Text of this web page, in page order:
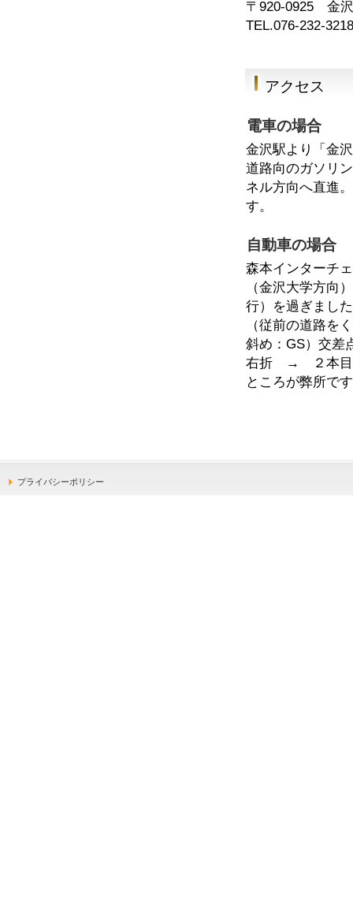
〒920-0925 金
TEL.076-232-
アクセス
電車の場合
金沢駅より「金
道路向のガソリ
ネル方向へ直進
す。
自動車の場合
森本インターチ
（金沢大学方
行）を過ぎまし
（従前の道路
斜め：GS）交
右折 → ２本目
ところが弊所で
プライバシーポリシー